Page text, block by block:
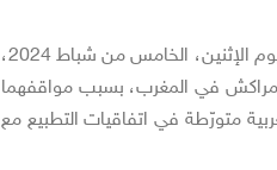
هذا وأعلنت شركة الطيران الحكومية لكيان الاحتلال "إل عال" اليوم الإثنين، الخامس من شباط 2024،
مراكش في المغرب، بسبب مواقفهما
متورّطة في اتفاقيات التطبيع مع